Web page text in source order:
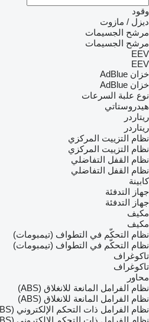
وقود
ديزل / مازوت
مرشح الجسيمات
مرشح الجسيمات
EEV
EEV
خزان AdBlue
خزان AdBlue
نوع علبة السرعات
هيدروستاتي
ريتاردر
ريتاردر
نظام التزييت المركزي
نظام التزييت المركزي
نظام القفل التفاضلي
نظام القفل التفاضلي
كابينة
جهاز التدفئة
جهاز التدفئة
مكيف
مكيف
نظام التحكّم في التطواف (تيمبومات)
نظام التحكّم في التطواف (تيمبومات)
تاكوغراف
تاكوغراف
محاور
نظام الفرامل المانعة للانغلاق (ABS)
نظام الفرامل المانعة للانغلاق (ABS)
نظام الفرامل ذات التحكم الإلكتروني (EBS)
نظام الفرامل ذات التحكم الإلكتروني (EBS)